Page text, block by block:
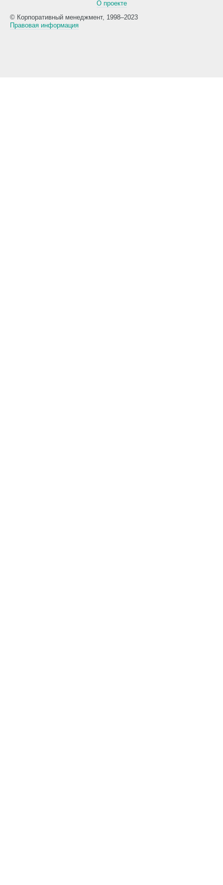
О проекте
© Корпоративный менеджмент, 1998–2023
Правовая информация